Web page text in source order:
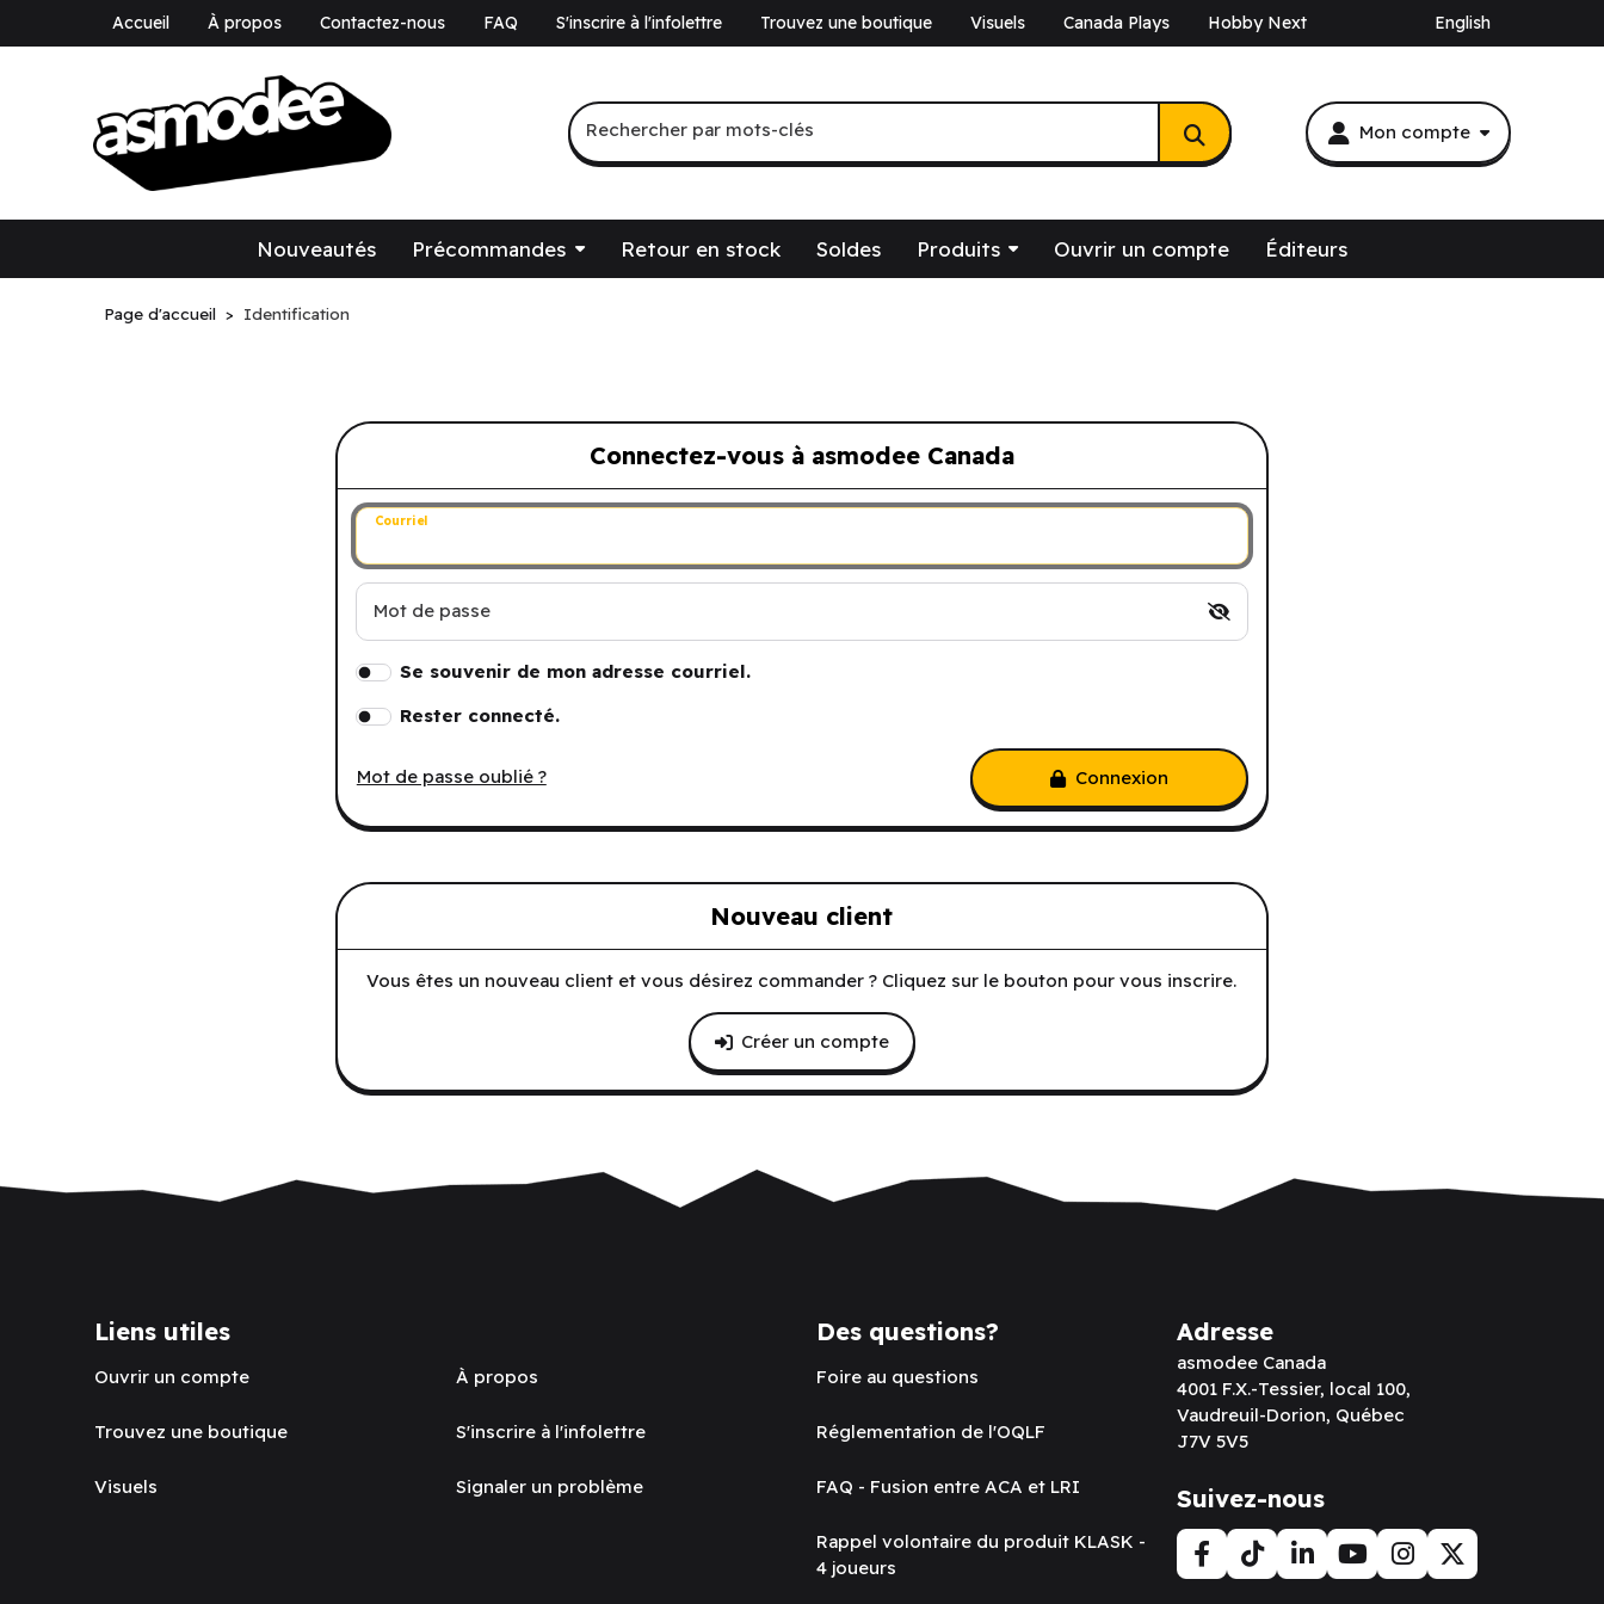
Accueil À propos Contactez-nous FAQ S'inscrire à l'infolettre Trouvez une boutique Visuels Canada Plays Hobby Next English
Mon compte
Recherche par mots-clés
Rechercher par mots-clés
Nouveautés Précommandes Retour en stock Soldes Produits Ouvrir un compte Éditeurs
Page d'accueil Identification
Connectez-vous à asmodee Canada
Connectez-vous à asmodee Canada
Courriel
Mot de passe
Se souvenir de mon adresse courriel.
Rester connecté.
Mot de passe oublié ? Connexion
Nouveau client
Vous êtes un nouveau client et vous désirez commander ? Cliquez sur le bouton pour vous inscrire.
Créer un compte
Liens utiles
Ouvrir un compte
Trouvez une boutique
Visuels
À propos
S'inscrire à l'infolettre
Signaler un problème
Des questions?
Foire au questions
Réglementation de l'OQLF
FAQ - Fusion entre ACA et LRI
Rappel volontaire du produit KLASK -
4 joueurs
Adresse
asmodee Canada
4001 F.X.-Tessier, local 100,
Vaudreuil-Dorion, Québec
J7V 5V5
Suivez-nous